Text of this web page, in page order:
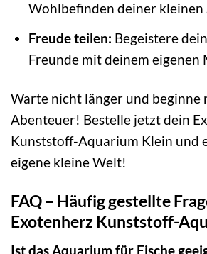
Wohlbefinden deiner kleinen
Freude teilen: Begeistere
Freunde mit deinem eigenen
Warte nicht länger und beginne
Abenteuer! Bestelle jetzt dein
Kunststoff-Aquarium Klein und
eigene kleine Welt!
FAQ – Häufig gestellte
Exotenherz Kunststoff-
Ist das Aquarium für Fische